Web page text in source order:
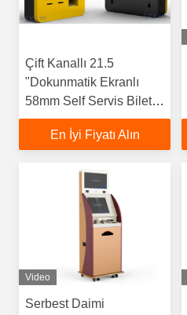
Çift Kanallı 21.5
"Dokunmatik Ekranlı
58mm Self Servis Bilet
Makinesi Güçlendirildi
En İyi Fiyatı Alın
Video
Serbest Daimi